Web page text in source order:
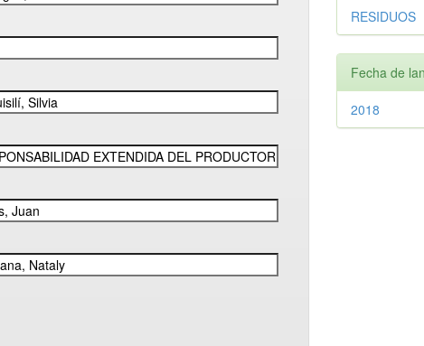
RESIDUOS
Fecha de
2018